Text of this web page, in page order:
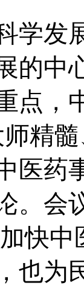
学发
的中
点，
精
医药
。会
快
也为